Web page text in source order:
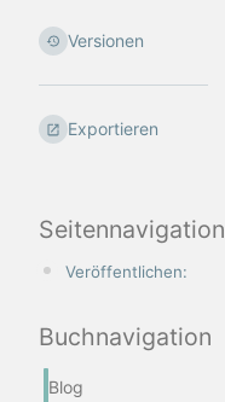
Seitennavigation
Veröffentlichen:
Buchnavigation
Blog
Versionen
Exportieren